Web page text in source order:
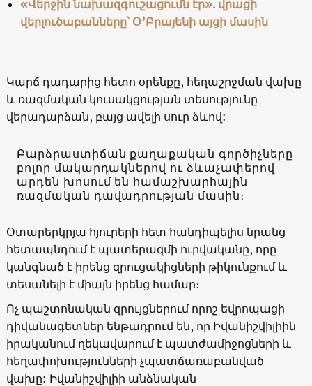
«Վերջին նախազգուշացումն էր». վրացի
վերլուծաբանները՝ Օ’Բրայենի այցի մասին
Կարճ դադարից հետո օրենքը, հեղաշրջման վախը
և ռազմական կուսակցության տեսությունը
վերադարձան, բայց ավելի սուր ձևով:
Բարձրաստիճան քաղաքական գործիչները
բոլոր մակարդակներով ու ձևաչափերով
արդեն խոսում են համաշխարհային
ռազմական դավադրության մասին։
Օտարերկրյա հյուրերի հետ հանդիպելիս նրանց
հետապնդում է պատերազմի ուրվականը, որը
կանգնած է իրենց զրուցակիցների թիկունքում և
տեսանելի է միայն իրենց համար։
Ոչ պաշտոնական զրույցներում որոշ եվրոպացի
դիվանագետներ ենթադրում են, որ Իվանիշվիլիին
իրականում ղեկավարում է պատժամիջոցների և
հեղափոխությունների չպատճառաբանված
վախը: Իվանիշվիլիի անձնական